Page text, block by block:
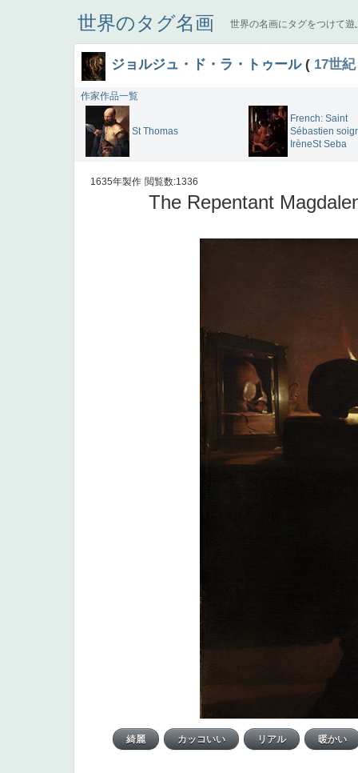
世界のタグ名画 世界の名画にタグをつけて遊
ジョルジュ・ド・ラ・トゥール( 17世紀
作家作品一覧
St Thomas
French: Saint
Sébastien
IrèneSt Seba
1635年製作 閲覧数:1336
The Repentant